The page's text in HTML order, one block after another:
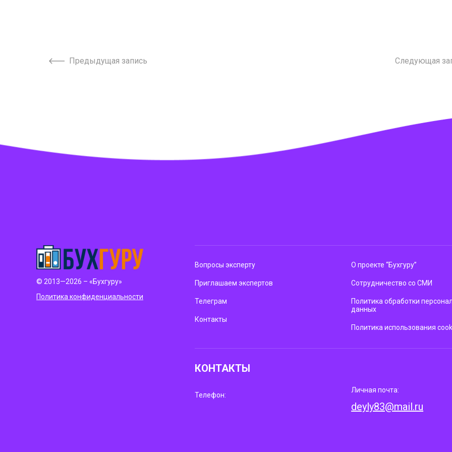
Предыдущая запись Следующая
© 2013—2026 – «Бухгуру»
Политика конфиденциальности
Вопросы эксперту
Приглашаем экспертов
Телеграм
Контакты
О проекте “Бухгуру”
Сотрудничество со СМИ
Политика обработки
данных
Политика использования
КОНТАКТЫ
Телефон:
Личная почта:
deyly83@mail.ru